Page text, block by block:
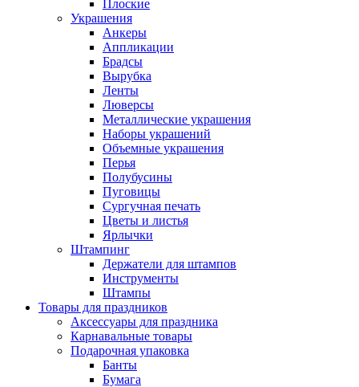
Плоские
Украшения
Анкеры
Аппликации
Брадсы
Вырубка
Ленты
Люверсы
Металлические украшения
Наборы украшений
Объемные украшения
Перья
Полубусины
Пуговицы
Сургучная печать
Цветы и листья
Ярлычки
Штампинг
Держатели для штампов
Инструменты
Штампы
Товары для праздников
Аксессуары для праздника
Карнавальные товары
Подарочная упаковка
Банты
Бумага